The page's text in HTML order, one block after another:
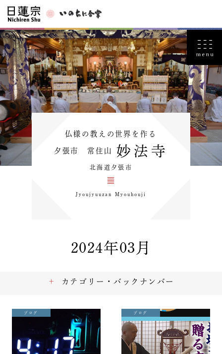
仏様の教えの世界を作る
夕張市 常住山 妙法寺
北海道夕張市
Jyoujyuuzan Myouhouji
2024年03月
ブログ ブログ
カテゴリー・バックナンバー